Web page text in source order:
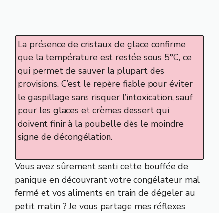
La présence de cristaux de glace confirme
que la température est restée sous 5°C, ce
qui permet de sauver la plupart des
provisions. C’est le repère fiable pour éviter
le gaspillage sans risquer l’intoxication, sauf
pour les glaces et crèmes dessert qui
doivent finir à la poubelle dès le moindre
signe de décongélation.
Vous avez sûrement senti cette bouffée de
panique en découvrant votre congélateur mal
fermé et vos aliments en train de dégeler au
petit matin ? Je vous partage mes réflexes